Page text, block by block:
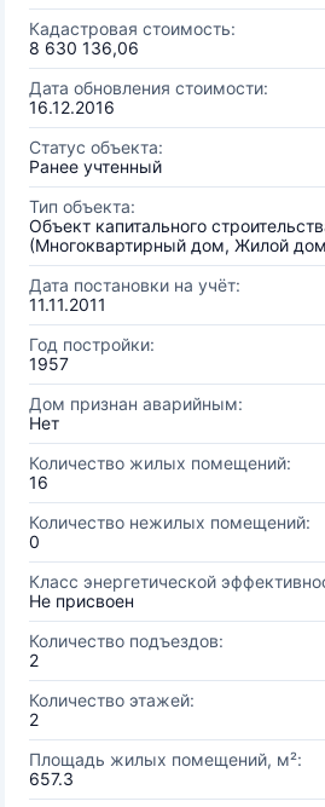
Кадастровая стоимость:
8 630 136,06
Дата обновления стоимости:
16.12.2016
Статус объекта:
Ранее учтенный
Тип объекта:
Объект капитального
(Многоквартирный дом, Жилой
Дата постановки на учёт:
11.11.2011
Год постройки:
1957
Дом признан аварийным:
Нет
Количество жилых помещений:
16
Количество нежилых помещений:
0
Класс энергетической
Не присвоен
Количество подъездов:
2
Количество этажей:
2
Площадь жилых помещений, м²:
657.3